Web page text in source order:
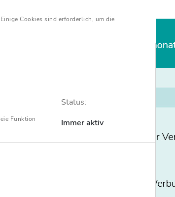
Cookies sind erforderlich, um die
Funktion
Status:
Immer aktiv